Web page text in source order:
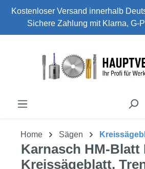
Zum Hauptinhalt springen
Kostenloser Versand innerhalb
Sichere Zahlung mit Klarna, G-
Home Sägen
Karnasch HM-Blatt
Kreissägeblatt,